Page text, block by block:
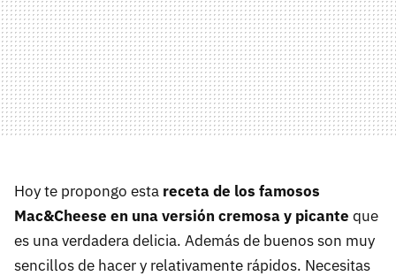
Hoy te propongo esta receta de los famosos
Mac&Cheese en una versión cremosa y picante que
es una verdadera delicia. Además de buenos son muy
sencillos de hacer y relativamente rápidos. Necesitas